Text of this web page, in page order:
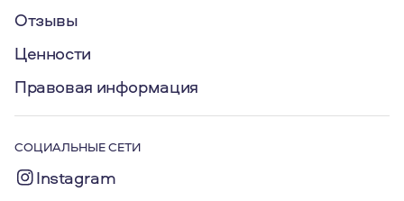
Отзывы
Ценности
Правовая информация
СОЦИАЛЬНЫЕ СЕТИ
Instagram